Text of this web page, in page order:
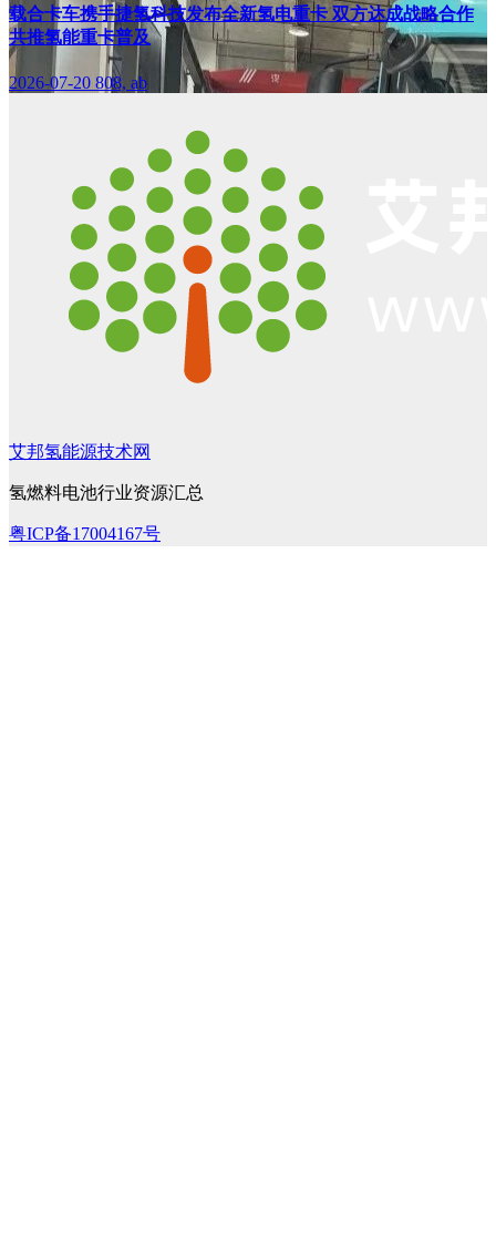
载合卡车携手捷氢科技发布全新氢电重卡 双方达成战略合作
共推氢能重卡普及
2026-07-20 808, ab
艾邦氢能源技术网
氢燃料电池行业资源汇总
粤ICP备17004167号